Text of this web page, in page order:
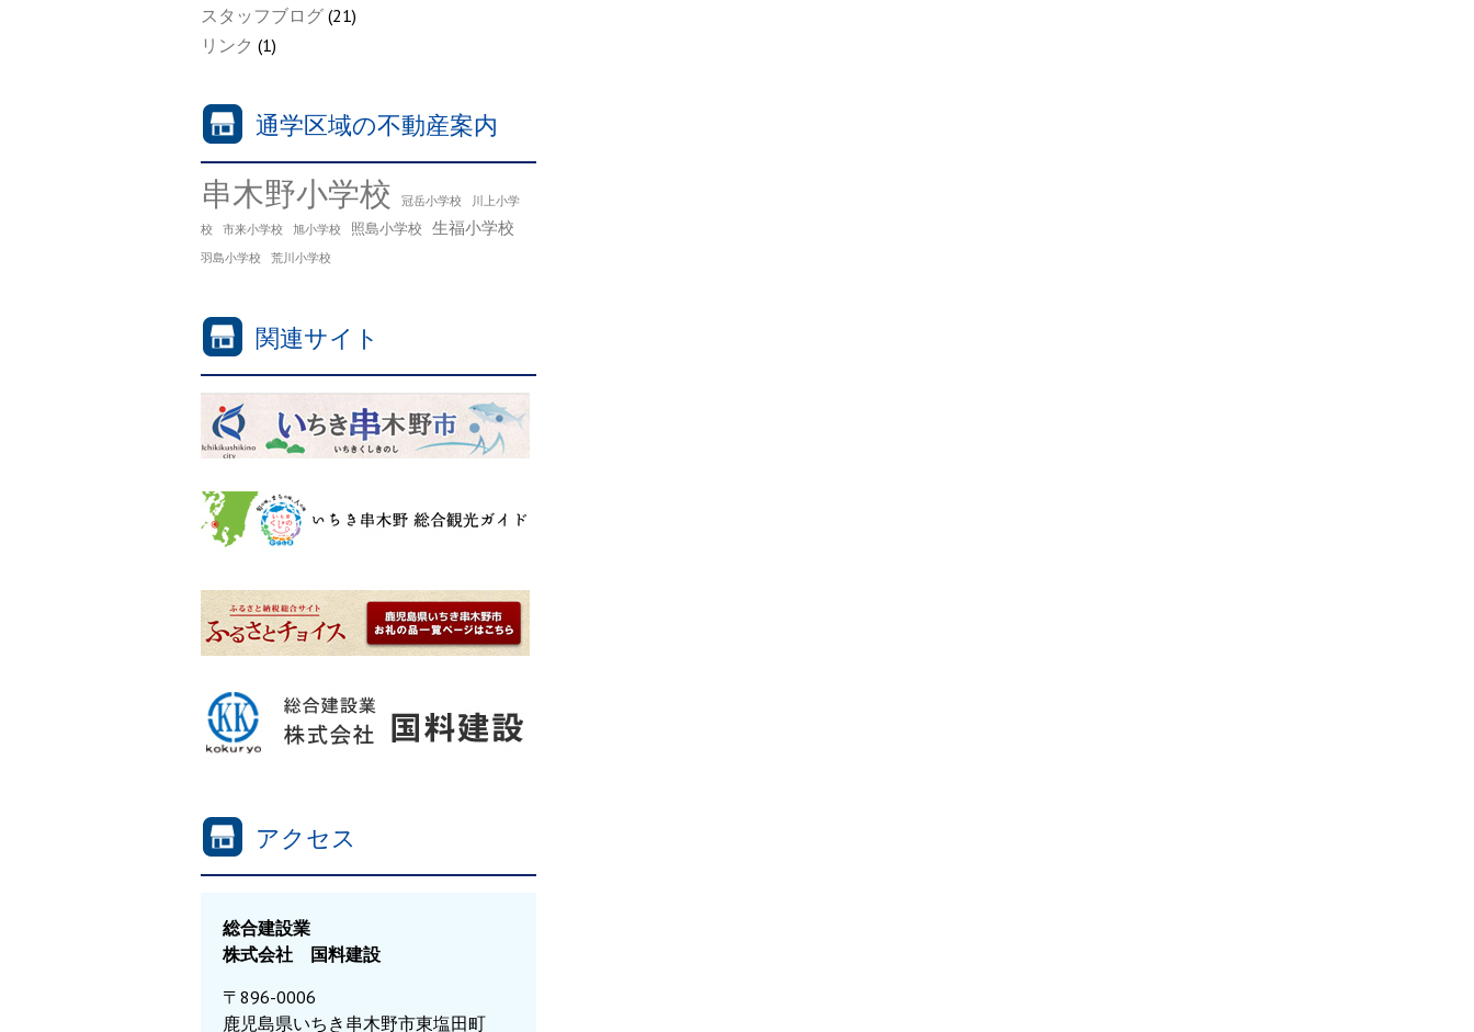
スタッフブログ (21)
リンク (1)
通学区域の不動産案内
串木野小学校 冠岳小学校
川上小学
校
市来小学校 旭小学校 照島小学校 生福小学校
羽島小学校 荒川小学校
関連サイト
アクセス
総合建設業
株式会社 国料建設
〒896-0006
鹿児島県いちき串木野市東塩田町